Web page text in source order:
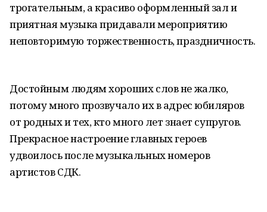
трогательным, а красиво оформленный зал и
приятная музыка придавали мероприятию
неповторимую торжественность, праздничность.
Достойным людям хороших слов не жалко,
потому много прозвучало их в адрес юбиляров
от родных и тех, кто много лет знает супругов.
Прекрасное настроение главных героев
удвоилось после музыкальных номеров
артистов СДК.